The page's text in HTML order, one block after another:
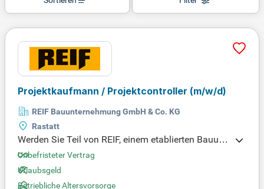
Projektkaufmann / Projektcontroller (m/w/d)
REIF Bauunternehmung GmbH & Co. KG
Rastatt
Werden Sie Teil von REIF, einem etablierten Bauunt
ernehmen mit fast 100 Jahren Erfahrung und 450
Mitarbeitenden. Wir bieten eine unbefristete Anstell
ung in einer finanziell stabilen Unternehmensgrupp
Unbefristeter Vertrag
Urlaubsgeld
Betriebliche Altersvorsorge